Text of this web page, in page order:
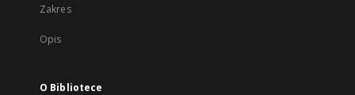
Zakres
Opis
O Bibliotece